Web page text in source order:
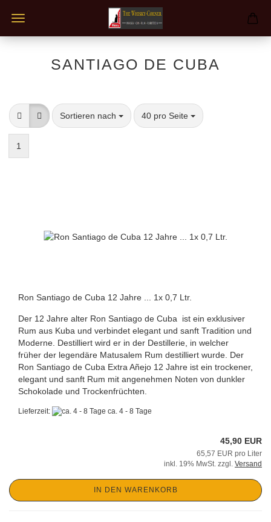
SANTIAGO DE CUBA
Sortieren nach
Sortieren nach 40 pro Seite
pro Seite
1
Ron Santiago de Cuba 12 Jahre ... 1x 0,7 Ltr.
Der 12 Jahre alter Ron Santiago de Cuba ist ein exklusiver
Rum aus Kuba und verbindet elegant und sanft Tradition und
Moderne. Destilliert wird er in der Destillerie, in welcher
früher der legendäre Matusalem Rum destilliert wurde. Der
Ron Santiago de Cuba Extra Añejo 12 Jahre ist ein trockener,
elegant und sanft Rum mit angenehmen Noten von dunkler
Schokolade und Trockenfrüchten.
Lieferzeit: ca. 4 - 8 Tage
45,90 EUR
65,57 EUR pro Liter
inkl. 19% MwSt. zzgl. Versand
IN DEN WARENKORB